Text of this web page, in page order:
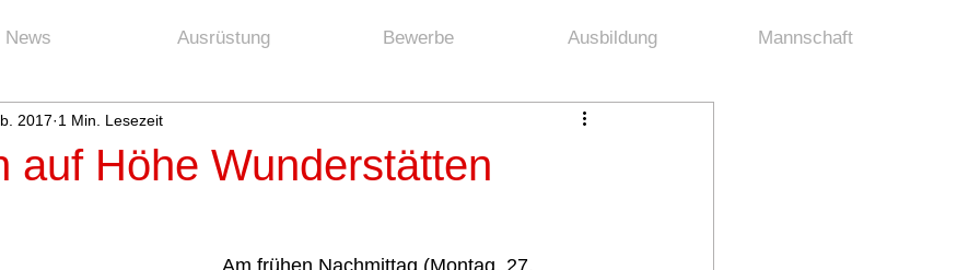
News Ausrüstung Bewerbe Ausbildung Mannschaft
auf Höhe Wunderstätten
2017 1 Min. Lesezeit
​Am frühen Nachmittag (Montag, 27.